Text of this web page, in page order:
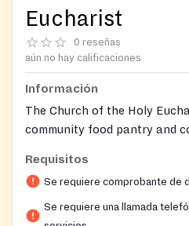
Eucharist
0 reseñas
aún no hay calificaciones
Información
The Church of the Holy
community food pantry and
Society ministry. The food
facing hardship in the
groceries distributed by
Requisitos
Se requiere comprobante de
Se requiere una llamada